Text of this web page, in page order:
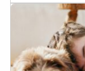
Leer
Kindermarketing
monitor